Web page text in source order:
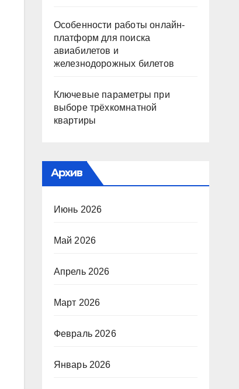
Особенности работы онлайн-
платформ для поиска
авиабилетов и
железнодорожных билетов
Ключевые параметры при
выборе трёхкомнатной
квартиры
Архив
Июнь 2026
Май 2026
Апрель 2026
Март 2026
Февраль 2026
Январь 2026